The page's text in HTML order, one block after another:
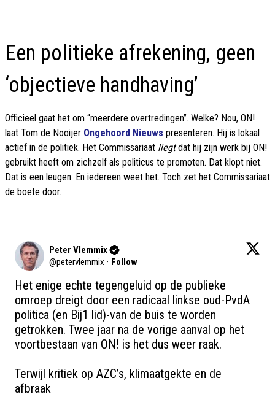
Een politieke afrekening, geen
‘objectieve handhaving’
Officieel gaat het om “meerdere overtredingen”. Welke? Nou, ON!
laat Tom de Nooijer Ongehoord Nieuws presenteren. Hij is lokaal
actief in de politiek. Het Commissariaat liegtdat hij zijn werk bij ON!
gebruikt heeft om zichzelf als politicus te promoten. Dat klopt niet.
Dat is een leugen. En iedereen weet het. Toch zet het Commissariaat
de boete door.
Peter Vlemmix
@petervlemmix · Follow
Het enige echte tegengeluid op de publieke
omroep dreigt door een radicaal linkse oud-PvdA
politica (en Bij1 lid)-van de buis te worden
getrokken. Twee jaar na de vorige aanval op het
voortbestaan van ON! is het dus weer raak.
Terwijl kritiek op AZC’s, klimaatgekte en de
afbraak